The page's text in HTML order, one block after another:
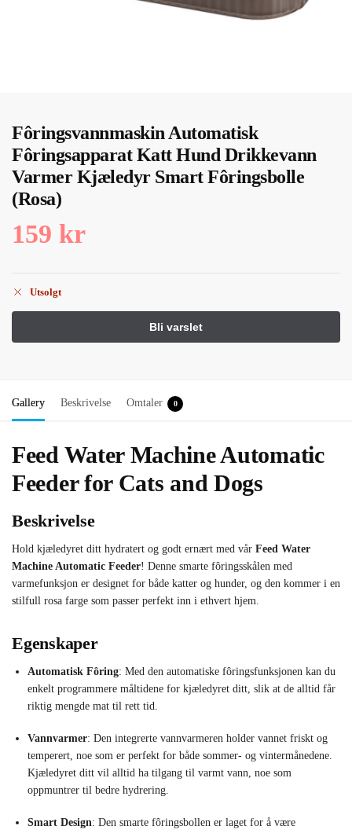
Fôringsvannmaskin Automatisk
Fôringsapparat Katt Hund Drikkevann
Varmer Kjæledyr Smart Fôringsbolle
(Rosa)
159 kr
Utsolgt
Gallery Beskrivelse Omtaler 0
Feed Water Machine Automatic
Feeder for Cats and Dogs
Beskrivelse
Hold kjæledyret ditt hydratert og godt ernært med vår Feed Water
Machine Automatic Feeder! Denne smarte fôringsskålen med
varmefunksjon er designet for både katter og hunder, og den kommer i en
stilfull rosa farge som passer perfekt inn i ethvert hjem.
Egenskaper
Automatisk Fôring: Med den automatiske fôringsfunksjonen kan du
enkelt programmere måltidene for kjæledyret ditt, slik at de alltid får
riktig mengde mat til rett tid.
Vannvarmer: Den integrerte vannvarmeren holder vannet friskt og
temperert, noe som er perfekt for både sommer- og vintermånedene.
Kjæledyret ditt vil alltid ha tilgang til varmt vann, noe som
oppmuntrer til bedre hydrering.
Smart Design: Den smarte fôringsbollen er laget for å være